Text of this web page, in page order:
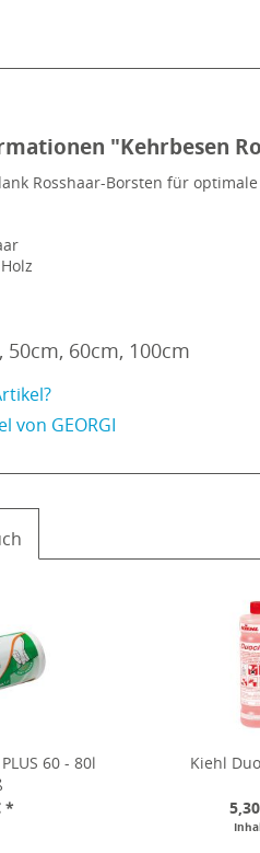
"Kehrbesen
Rosshaar-Borsten für
50cm, 60cm, 100cm
von GEORGI
60 - 80l
*
Kiehl